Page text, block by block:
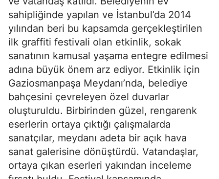
sahipliğinde yapılan ve İstanbul’da 2014
yılından beri bu kapsamda gerçekleştirilen
ilk graffiti festivali olan etkinlik, sokak
sanatının kamusal yaşama entegre edilmesi
adına büyük önem arz ediyor. Etkinlik için
Gaziosmanpaşa Meydanı’nda, belediye
bahçesini çevreleyen özel duvarlar
oluşturuldu. Birbirinden güzel, rengarenk
eserlerin ortaya çıktığı çalışmalarda
sanatçılar, meydanı adeta bir açık hava
sanat galerisine dönüştürdü. Vatandaşlar,
ortaya çıkan eserleri yakından inceleme